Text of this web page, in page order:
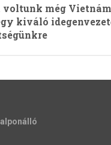
voltunk még
kiváló